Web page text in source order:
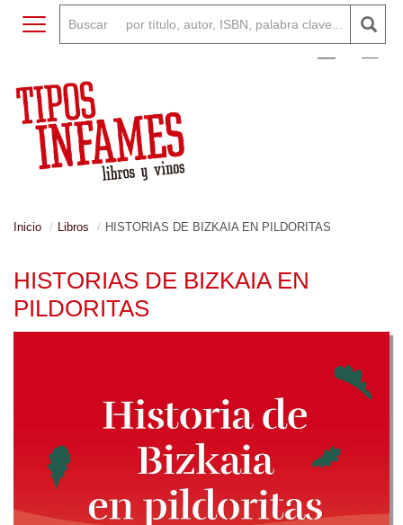
0
Toggle navigation
Inicio Libros HISTORIAS DE BIZKAIA EN PILDORITAS
HISTORIAS DE BIZKAIA EN
PILDORITAS